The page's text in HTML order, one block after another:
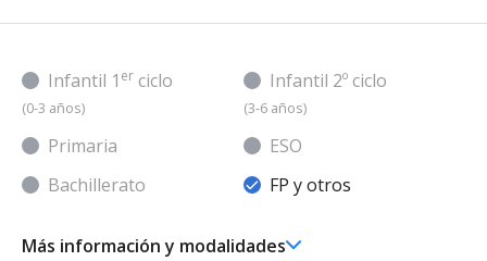
Infantil 1 er ciclo
(0-3 años)
Infantil 2º ciclo
(3-6 años)
Primaria
ESO
Bachillerato
FP y otros
Más información y modalidades